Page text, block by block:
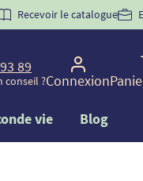
la 1ère commande
Recevoir le catalogue
89
conseil ?Connexion
vie Blog